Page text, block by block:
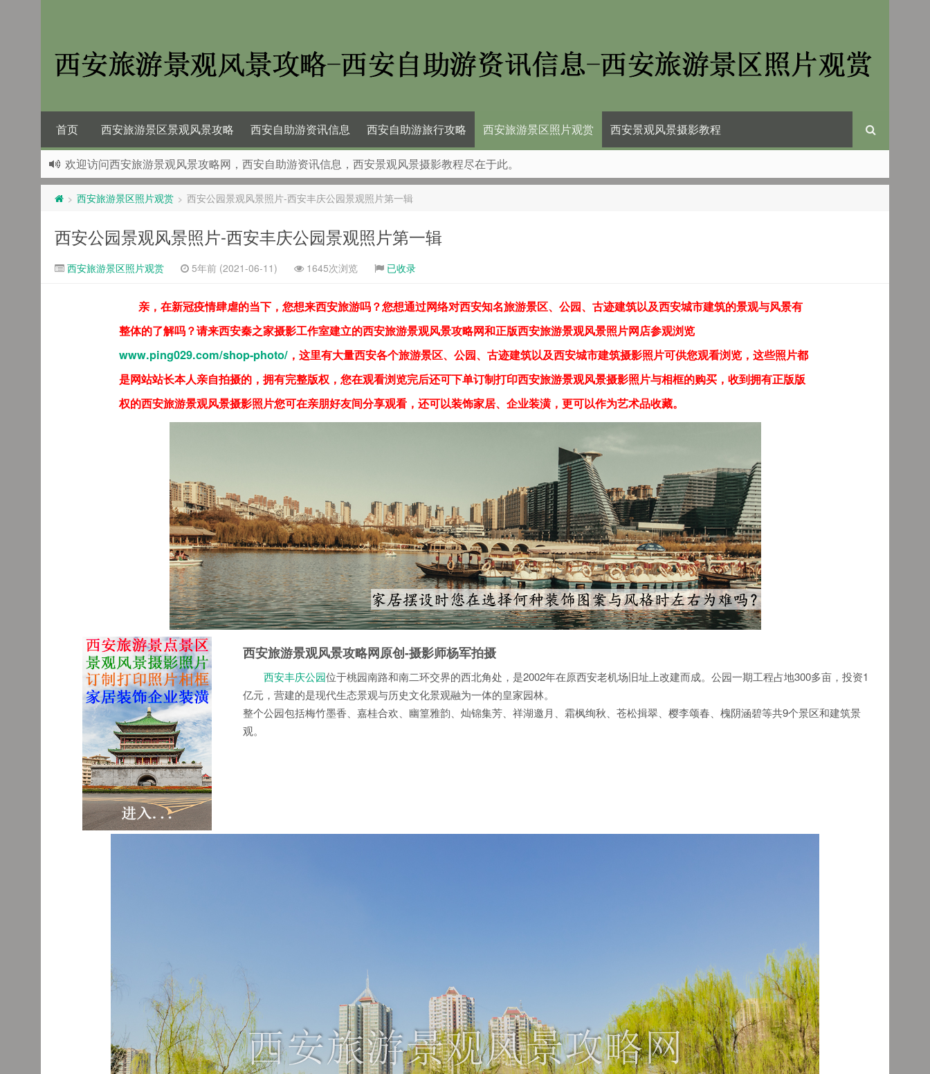
首页 西安旅游景区景观风景攻略 西安自助游资讯信息 西安自助游旅行攻略 西安旅游景区照片观赏 西安景观风景摄影教程
欢迎访问西安旅游景观风景攻略网，西安自助游资讯信息，西安景观风景摄影教程尽在于此。
> 西安旅游景区照片观赏 > 西安公园景观风景照片-西安丰庆公园景观照片第一辑
西安公园景观风景照片-西安丰庆公园景观照片第一辑
西安旅游景区照片观赏 5年前 (2021-06-11) 1645次浏览 已收录
亲，在新冠疫情肆虐的当下，您想来西安旅游吗？您想通过网络对西安知名旅游景区、公园、古迹建筑以及西安城市建筑的景观与风景有
整体的了解吗？请来西安秦之家摄影工作室建立的西安旅游景观风景攻略网和正版西安旅游景观风景照片网店参观浏览
www.ping029.com/shop-photo/ ，这里有大量西安各个旅游景区、公园、古迹建筑以及西安城市建筑摄影照片可供您观看浏览，这些照片都
是网站站长本人亲自拍摄的，拥有完整版权，您在观看浏览完后还可下单订制打印西安旅游景观风景摄影照片与相框的购买，收到拥有正版版
权的西安旅游景观风景摄影照片您可在亲朋好友间分享观看，还可以装饰家居、企业装潢，更可以作为艺术品收藏。
西安旅游景观风景攻略网原创-摄影师杨军拍摄
西安丰庆公园位于桃园南路和南二环交界的西北角处，是2002年在原西安老机场旧址上改建而成。公园一期工程占地300多亩，投资1
亿元，营建的是现代生态景观与历史文化景观融为一体的皇家园林。
整个公园包括梅竹墨香、嘉桂合欢、幽篁雅韵、灿锦集芳、祥湖邀月、霜枫绚秋、苍松揖翠、樱李颂春、槐阴涵碧等共9个景区和建筑景
观。